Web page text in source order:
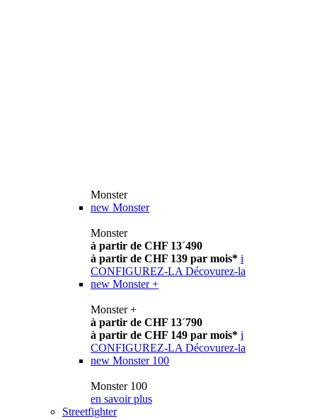
Monster
new Monster
Monster
à partir de CHF 13´490
à partir de CHF 139 par mois* i
CONFIGUREZ-LA Décovurez-la
new Monster +
Monster +
à partir de CHF 13´790
à partir de CHF 149 par mois* i
CONFIGUREZ-LA Décovurez-la
new Monster 100
Monster 100
en savoir plus
Streetfighter